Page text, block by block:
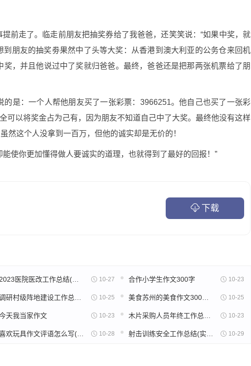
前走了。临走前朋友把抽奖券给了我爸爸，还笑笑说：“如果中奖，就
朋友的抽奖劵果然中了头等大奖：从香港到澳大利亚的公务仓来回机
，并且他说过中了奖就归爸爸。最终，爸爸还是把那两张机票给了朋
是：一个人帮他朋友买了一张彩票：3966251。他自己也买了一张彩
以将奖金占为己有，因为朋友不知道自己中了大奖。最终他没有这样
然这个人没拿到一百万，但他的诚实却是无价的！
使你更加懂得做人要诚实的道理，也就得到了最好的回报！”
下载
10-27 合作小学生作文300字 10-23
10-25 10-25
天我当家作文 10-23 10-23
10-28 10-29